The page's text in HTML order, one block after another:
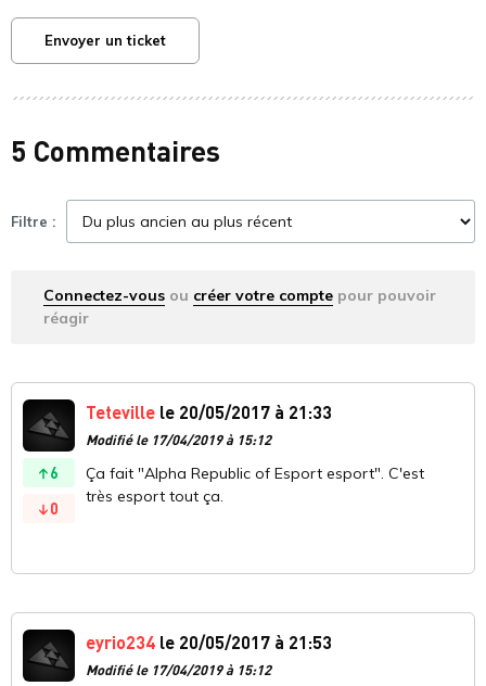
Envoyer un ticket
5 Commentaires
Filtre :
Connectez-vous ou créer votre compte pour pouvoir
réagir
6
0
Teteville le 20/05/2017 à 21:33
Modifié le 17/04/2019 à 15:12
Ça fait "Alpha Republic of Esport esport". C'est
très esport tout ça.
eyrio234 le 20/05/2017 à 21:53
Modifié le 17/04/2019 à 15:12